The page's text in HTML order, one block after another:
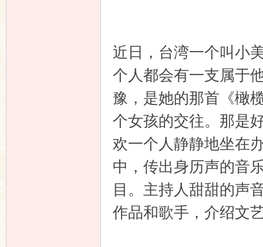
近日，台湾一个叫小
个人都会有一支属于
豫，是她的那首《橄
个女孩的交往。那是
欢一个人静静地坐在
中，传出身历声的音
目。主持人甜甜的声
作品和歌手，介绍文